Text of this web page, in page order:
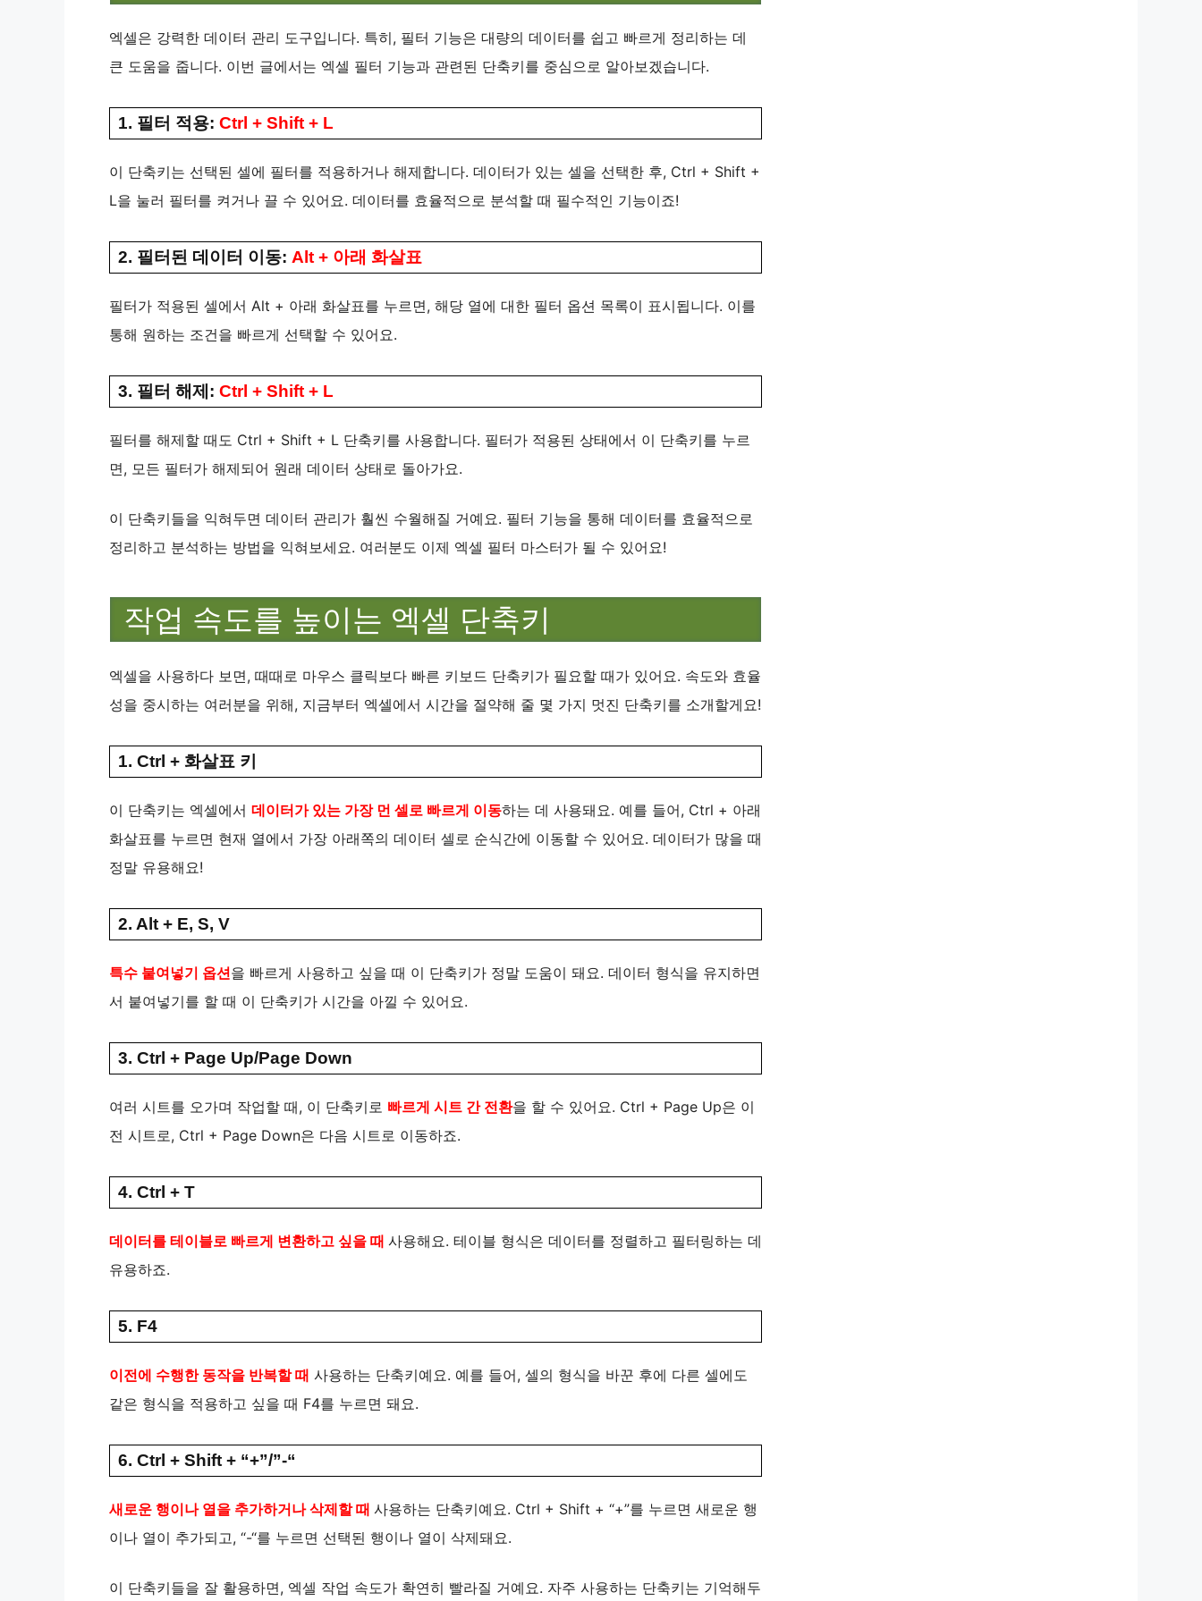
엑셀은 강력한 데이터 관리 도구입니다. 특히, 필터 기능은 대량의 데이터를 쉽고 빠르게 정리하는 데
큰 도움을 줍니다. 이번 글에서는 엑셀 필터 기능과 관련된 단축키를 중심으로 알아보겠습니다.
1. 필터 적용: Ctrl + Shift + L
이 단축키는 선택된 셀에 필터를 적용하거나 해제합니다. 데이터가 있는 셀을 선택한 후, Ctrl + Shift +
L을 눌러 필터를 켜거나 끌 수 있어요. 데이터를 효율적으로 분석할 때 필수적인 기능이죠!
2. 필터된 데이터 이동: Alt + 아래 화살표
필터가 적용된 셀에서 Alt + 아래 화살표를 누르면, 해당 열에 대한 필터 옵션 목록이 표시됩니다. 이를
통해 원하는 조건을 빠르게 선택할 수 있어요.
3. 필터 해제: Ctrl + Shift + L
필터를 해제할 때도 Ctrl + Shift + L 단축키를 사용합니다. 필터가 적용된 상태에서 이 단축키를 누르
면, 모든 필터가 해제되어 원래 데이터 상태로 돌아가요.
이 단축키들을 익혀두면 데이터 관리가 훨씬 수월해질 거예요. 필터 기능을 통해 데이터를 효율적으로
정리하고 분석하는 방법을 익혀보세요. 여러분도 이제 엑셀 필터 마스터가 될 수 있어요!
작업 속도를 높이는 엑셀 단축키
엑셀을 사용하다 보면, 때때로 마우스 클릭보다 빠른 키보드 단축키가 필요할 때가 있어요. 속도와 효율
성을 중시하는 여러분을 위해, 지금부터 엑셀에서 시간을 절약해 줄 몇 가지 멋진 단축키를 소개할게요!
1. Ctrl + 화살표 키
이 단축키는 엑셀에서 데이터가 있는 가장 먼 셀로 빠르게 이동하는 데 사용돼요. 예를 들어, Ctrl + 아래
화살표를 누르면 현재 열에서 가장 아래쪽의 데이터 셀로 순식간에 이동할 수 있어요. 데이터가 많을 때
정말 유용해요!
2. Alt + E, S, V
특수 붙여넣기 옵션을 빠르게 사용하고 싶을 때 이 단축키가 정말 도움이 돼요. 데이터 형식을 유지하면
서 붙여넣기를 할 때 이 단축키가 시간을 아낄 수 있어요.
3. Ctrl + Page Up/Page Down
여러 시트를 오가며 작업할 때, 이 단축키로 빠르게 시트 간 전환을 할 수 있어요. Ctrl + Page Up은 이
전 시트로, Ctrl + Page Down은 다음 시트로 이동하죠.
4. Ctrl + T
데이터를 테이블로 빠르게 변환하고 싶을 때 사용해요. 테이블 형식은 데이터를 정렬하고 필터링하는 데
유용하죠.
5. F4
이전에 수행한 동작을 반복할 때 사용하는 단축키예요. 예를 들어, 셀의 형식을 바꾼 후에 다른 셀에도
같은 형식을 적용하고 싶을 때 F4를 누르면 돼요.
6. Ctrl + Shift + “+”/”-“
새로운 행이나 열을 추가하거나 삭제할 때 사용하는 단축키예요. Ctrl + Shift + “+”를 누르면 새로운 행
이나 열이 추가되고, “-“를 누르면 선택된 행이나 열이 삭제돼요.
이 단축키들을 잘 활용하면, 엑셀 작업 속도가 확연히 빨라질 거예요. 자주 사용하는 단축키는 기억해두